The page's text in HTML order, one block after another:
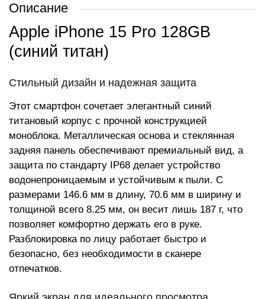
Описание
Apple iPhone 15 Pro 128GB
(синий титан)
Стильный дизайн и надежная защита
Этот смартфон сочетает элегантный синий
титановый корпус с прочной конструкцией
моноблока. Металлическая основа и стеклянная
задняя панель обеспечивают премиальный вид, а
защита по стандарту IP68 делает устройство
водонепроницаемым и устойчивым к пыли. С
размерами 146.6 мм в длину, 70.6 мм в ширину и
толщиной всего 8.25 мм, он весит лишь 187 г, что
позволяет комфортно держать его в руке.
Разблокировка по лицу работает быстро и
безопасно, без необходимости в сканере
отпечатков.